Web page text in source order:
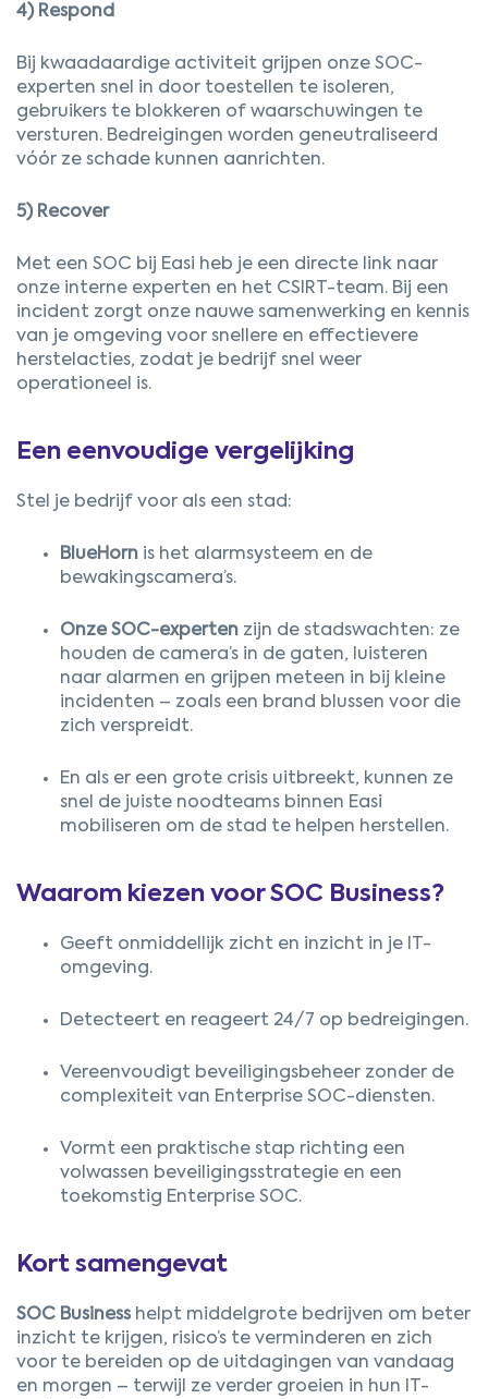
4) Respond
Bij kwaadaardige activiteit grijpen onze SOC-
experten snel in door toestellen te isoleren,
gebruikers te blokkeren of waarschuwingen te
versturen. Bedreigingen worden geneutraliseerd
vóór ze schade kunnen aanrichten.
5) Recover
Met een SOC bij Easi heb je een directe link naar
onze interne experten en het CSIRT-team. Bij een
incident zorgt onze nauwe samenwerking en kennis
van je omgeving voor snellere en effectievere
herstelacties, zodat je bedrijf snel weer
operationeel is.
Een eenvoudige vergelijking
Stel je bedrijf voor als een stad:
BlueHorn is het alarmsysteem en de
bewakingscamera’s.
Onze SOC-experten zijn de stadswachten: ze
houden de camera’s in de gaten, luisteren
naar alarmen en grijpen meteen in bij kleine
incidenten – zoals een brand blussen voor die
zich verspreidt.
En als er een grote crisis uitbreekt, kunnen ze
snel de juiste noodteams binnen Easi
mobiliseren om de stad te helpen herstellen.
Waarom kiezen voor SOC Business?
Geeft onmiddellijk zicht en inzicht in je IT-
omgeving.
Detecteert en reageert 24/7 op bedreigingen.
Vereenvoudigt beveiligingsbeheer zonder de
complexiteit van Enterprise SOC-diensten.
Vormt een praktische stap richting een
volwassen beveiligingsstrategie en een
toekomstig Enterprise SOC.
Kort samengevat
SOC Business helpt middelgrote bedrijven om beter
inzicht te krijgen, risico’s te verminderen en zich
voor te bereiden op de uitdagingen van vandaag
en morgen – terwijl ze verder groeien in hun IT-